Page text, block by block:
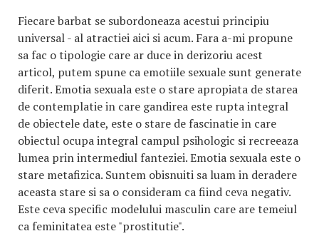
Fiecare barbat se subordoneaza acestui principiu
universal - al atractiei aici si acum. Fara a-mi propune
sa fac o tipologie care ar duce in derizoriu acest
articol, putem spune ca emotiile sexuale sunt generate
diferit. Emotia sexuala este o stare apropiata de starea
de contemplatie in care gandirea este rupta integral
de obiectele date, este o stare de fascinatie in care
obiectul ocupa integral campul psihologic si recreeaza
lumea prin intermediul fanteziei. Emotia sexuala este o
stare metafizica. Suntem obisnuiti sa luam in deradere
aceasta stare si sa o consideram ca fiind ceva negativ.
Este ceva specific modelului masculin care are temeiul
ca feminitatea este "prostitutie".